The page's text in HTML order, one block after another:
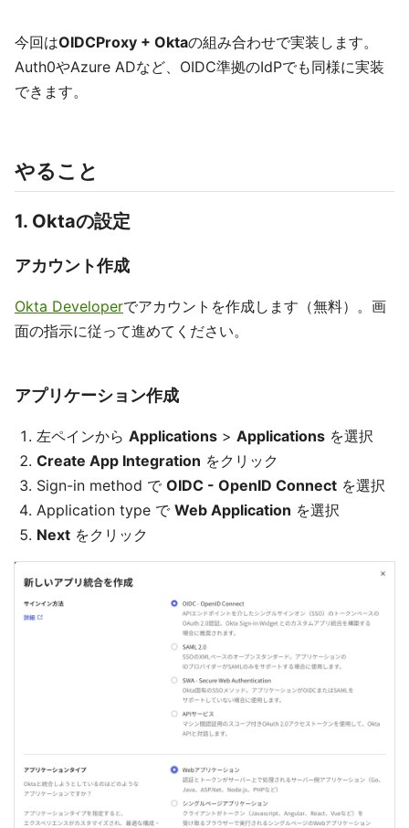
今回はOIDCProxy + Oktaの組み合わせで実装します。
Auth0やAzure ADなど、OIDC準拠のIdPでも同様に実装
できます。
やること
1. Oktaの設定
アカウント作成
Okta Developerでアカウントを作成します（無料）。画
面の指示に従って進めてください。
アプリケーション作成
左ペインから Applications > Applications を選択
Create App Integration をクリック
Sign-in method で OIDC - OpenID Connect を選択
Application type で Web Application を選択
Next をクリック